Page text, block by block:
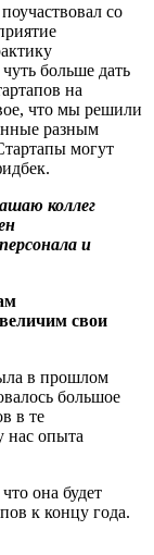
со
больше дать
на
что мы решили
разным
могут
коллег
и
свои
в прошлом
большое
в те
нас опыта
она будет
к концу года.